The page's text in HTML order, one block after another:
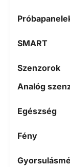
SMART
Szenzorok
Analóg
Egészség
Fény